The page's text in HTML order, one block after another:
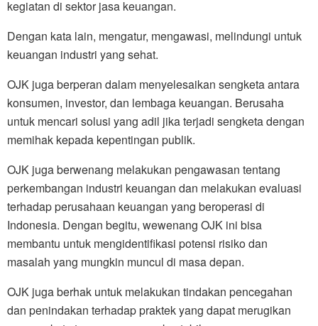
kegiatan di sektor jasa keuangan.
Dengan kata lain, mengatur, mengawasi, melindungi untuk
keuangan industri yang sehat.
OJK juga berperan dalam menyelesaikan sengketa antara
konsumen, investor, dan lembaga keuangan. Berusaha
untuk mencari solusi yang adil jika terjadi sengketa dengan
memihak kepada kepentingan publik.
OJK juga berwenang melakukan pengawasan tentang
perkembangan industri keuangan dan melakukan evaluasi
terhadap perusahaan keuangan yang beroperasi di
Indonesia. Dengan begitu, wewenang OJK ini bisa
membantu untuk mengidentifikasi potensi risiko dan
masalah yang mungkin muncul di masa depan.
OJK juga berhak untuk melakukan tindakan pencegahan
dan penindakan terhadap praktek yang dapat merugikan